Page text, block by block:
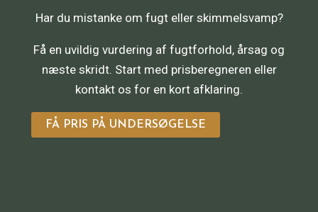
Har du mistanke om fugt eller skimmelsvamp?
Få en uvildig vurdering af fugtforhold, årsag og
næste skridt. Start med prisberegneren eller
kontakt os for en kort afklaring.
FÅ PRIS PÅ UNDERSØGELSE